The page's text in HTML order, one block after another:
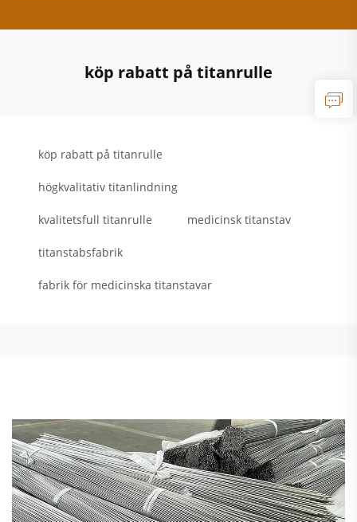
köp rabatt på titanrulle
köp rabatt på titanrulle
högkvalitativ titanlindning
kvalitetsfull titanrulle medicinsk titanstav
titanstabsfabrik
fabrik för medicinska titanstavar